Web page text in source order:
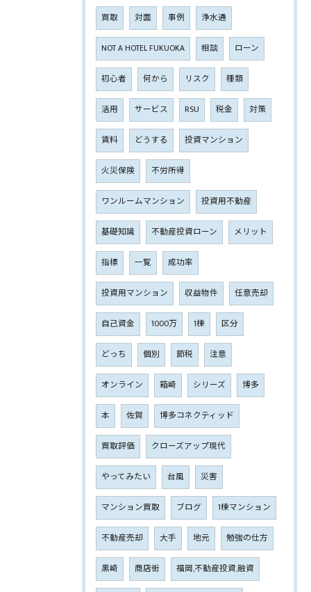
買取 対面 事例 浄水通
NOT A HOTEL FUKUOKA 相談 ローン
初心者 何から リスク 種類
活用 サービス RSU 税金 対策
賃料 どうする 投資マンション
火災保険 不労所得
ワンルームマンション 投資用不動産
基礎知識 不動産投資ローン メリット
指標 一覧 成功率
投資用マンション 収益物件 任意売却
自己資金 1000万 1棟 区分
どっち 個別 節税 注意
オンライン 箱崎 シリーズ 博多
本 佐賀 博多コネクティッド
買取評価 クローズアップ現代
やってみたい 台風 災害
マンション買取 ブログ 1棟マンション
不動産売却 大手 地元 勉強の仕方
黒崎 商店街 福岡,不動産投資,融資